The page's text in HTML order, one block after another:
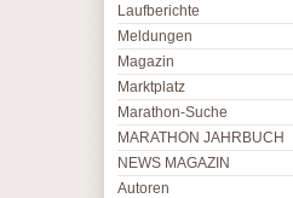
Laufberichte
Meldungen
Magazin
Marktplatz
Marathon-Suche
MARATHON JAHRBUCH
NEWS MAGAZIN
Autoren